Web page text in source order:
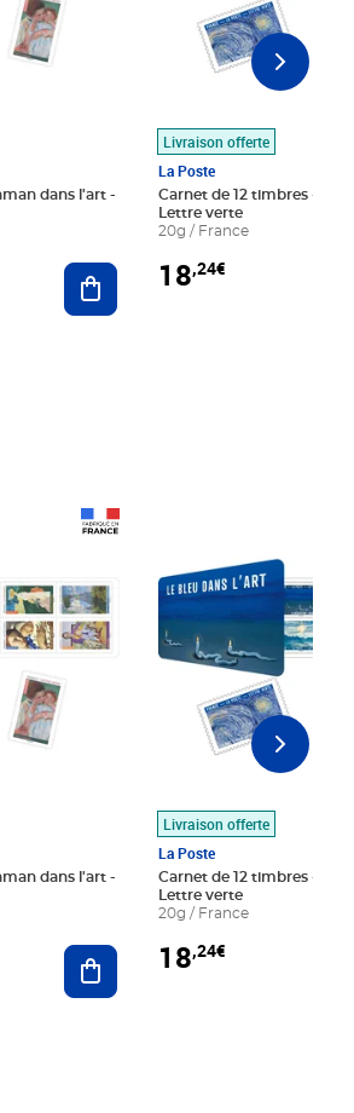
dans l'art -
Ajouter au panier
Livraison offerte
La Poste
Carnet de 12 timbres - Le
Lettre verte
20g / France
18,24€
dans l'art -
Ajouter au panier
Livraison offerte
La Poste
Carnet de 12 timbres - Le
Lettre verte
20g / France
18,24€